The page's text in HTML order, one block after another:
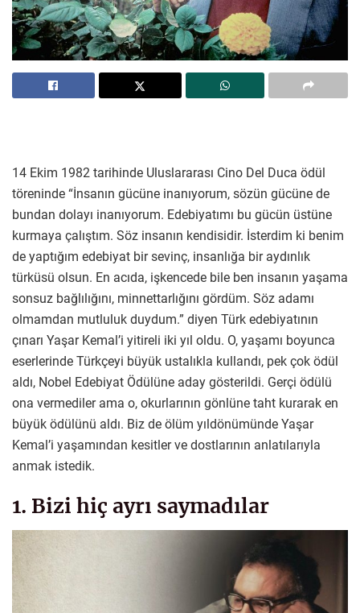
14 Ekim 1982 tarihinde Uluslararası Cino Del Duca ödül
töreninde “İnsanın gücüne inanıyorum, sözün gücüne de
bundan dolayı inanıyorum. Edebiyatımı bu gücün üstüne
kurmaya çalıştım. Söz insanın kendisidir. İsterdim ki benim
de yaptığım edebiyat bir sevinç, insanlığa bir aydınlık
türküsü olsun. En acıda, işkencede bile ben insanın yaşama
sonsuz bağlılığını, minnettarlığını gördüm. Söz adamı
olmamdan mutluluk duydum.” diyen Türk edebiyatının
çınarı Yaşar Kemal’i yitireli iki yıl oldu. O, yaşamı boyunca
eserlerinde Türkçeyi büyük ustalıkla kullandı, pek çok ödül
aldı, Nobel Edebiyat Ödülüne aday gösterildi. Gerçi ödülü
ona vermediler ama o, okurlarının gönlüne taht kurarak en
büyük ödülünü aldı. Biz de ölüm yıldönümünde Yaşar
Kemal’i yaşamından kesitler ve dostlarının anlatılarıyla
anmak istedik.
1. Bizi hiç ayrı saymadılar